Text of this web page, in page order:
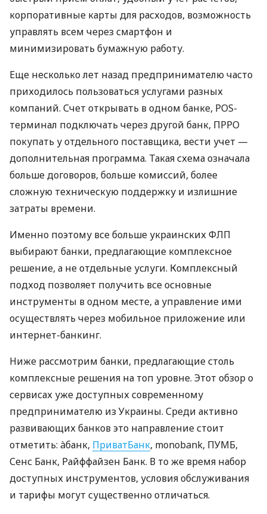
корпоративные карты для расходов, возможность
управлять всем через смартфон и
минимизировать бумажную работу.
Еще несколько лет назад предпринимателю часто
приходилось пользоваться услугами разных
компаний. Счет открывать в одном банке, POS-
терминал подключать через другой банк, ПРРО
покупать у отдельного поставщика, вести учет —
дополнительная программа. Такая схема означала
больше договоров, больше комиссий, более
сложную техническую поддержку и излишние
затраты времени.
Именно поэтому все больше украинских ФЛП
выбирают банки, предлагающие комплексное
решение, а не отдельные услуги. Комплексный
подход позволяет получить все основные
инструменты в одном месте, а управление ими
осуществлять через мобильное приложение или
интернет-банкинг.
Ниже рассмотрим банки, предлагающие столь
комплексные решения на топ уровне. Этот обзор о
сервисах уже доступных современному
предпринимателю из Украины. Среди активно
развивающих банков это направление стоит
отметить: àбанк, ПриватБанк, monobank, ПУМБ,
Сенс Банк, Райффайзен Банк. В то же время набор
доступных инструментов, условия обслуживания
и тарифы могут существенно отличаться.